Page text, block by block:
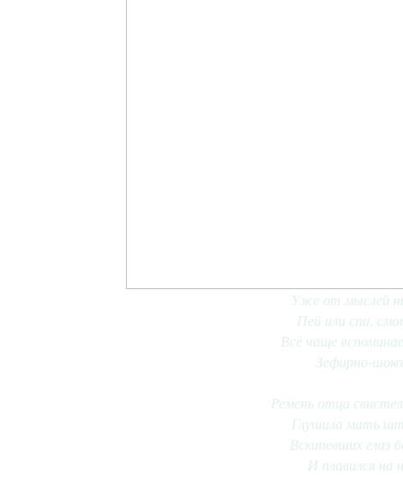
Уже от мыслей
Пей или спи,
Всё чаще
Зефирно-
Ремень отца
Глушила мать
Вскипевших глаз
И плавился на